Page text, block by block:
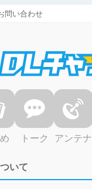
問い合わせ
トーク アンテナ
いて